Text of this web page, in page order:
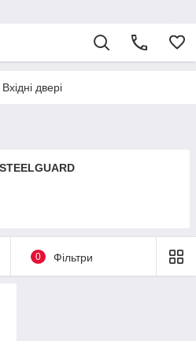
Вхідні двері
0 Фільтри